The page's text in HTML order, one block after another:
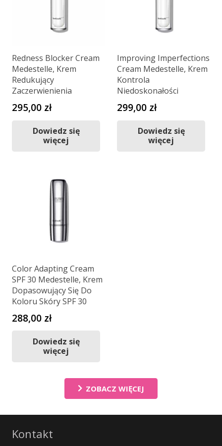
Redness Blocker Cream
Medestelle, Krem
Redukujący
Zaczerwienienia
295,00 zł
Dowiedz się
więcej
Improving Imperfections
Cream Medestelle, Krem
Kontrola
Niedoskonałości
299,00 zł
Dowiedz się
więcej
Color Adapting Cream
SPF 30 Medestelle, Krem
Dopasowujący Się Do
Koloru Skóry SPF 30
288,00 zł
Dowiedz się
więcej
ZOBACZ WIĘCEJ
Kontakt